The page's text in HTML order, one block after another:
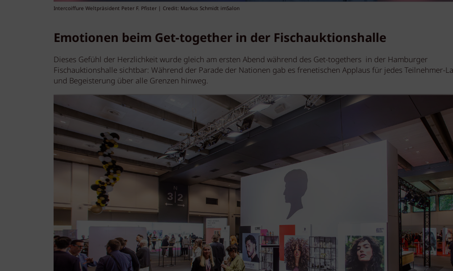
Intercoiffure Weltpräsident Peter F. Pfister | Credit: Markus Schmidt imSalon
Emotionen beim Get-together in der Fischauktionshalle
Dieses Gefühl der Herzlichkeit wurde gleich am ersten Abend während des Get-togethers in der Hamburger
Fischauktionshalle sichtbar: Während der Parade der Nationen gab es frenetischen Applaus für jedes Teilnehmer-
und Begeisterung über alle Grenzen hinweg.